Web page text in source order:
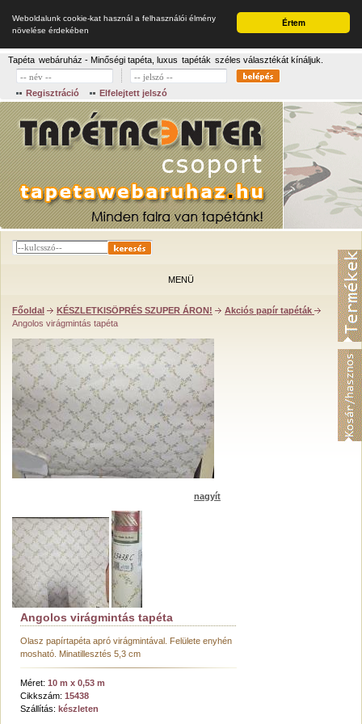
Értem
Weboldalunk cookie-kat használ a felhasználói élmény
növelése érdekében
Tapéta webáruház - Minőségi tapéta, luxus tapéták széles választékát kínáljuk.
Regisztráció Elfelejtett jelszó
MENÜ
Főoldal KÉSZLETKISÖPRÉS SZUPER ÁRON!
Akciós papír tapéták
Angolos virágmintás tapéta
nagyít
Angolos virágmintás tapéta
Olasz papírtapéta apró virágmintával. Felülete enyhén
mosható. Minatillesztés 5,3 cm
Méret: 10 m x 0,53 m
Cikkszám: 15438
Szállítás: készleten